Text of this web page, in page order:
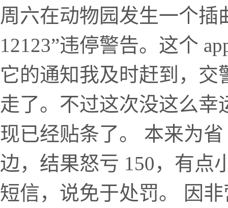
周六在动物园发生一个插
12123”违停警告。这个
它的通知我及时赶到，
走了。不过这次没这么
现已经贴条了。 本来为
边，结果怒亏 150，有点
短信，说免于处罚。 因